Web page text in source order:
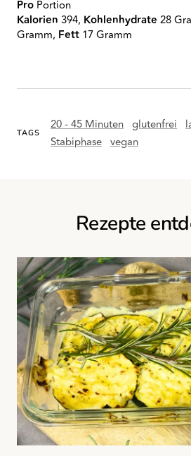
TAGS
20 - 45 Minuten glutenfrei
Stabiphase vegan
Pro Portion
Kalorien 394, Kohlenhydrate 28
Gramm, Fett 17 Gramm
Rezepte